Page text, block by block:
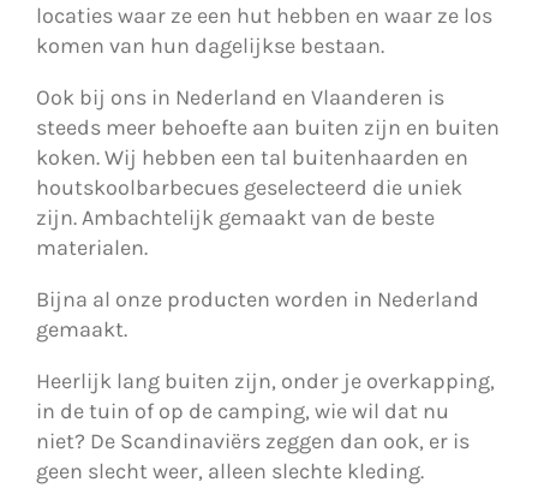
locaties waar ze een hut hebben en waar ze los
komen van hun dagelijkse bestaan.
Ook bij ons in Nederland en Vlaanderen is
steeds meer behoefte aan buiten zijn en buiten
koken. Wij hebben een tal buitenhaarden en
houtskoolbarbecues geselecteerd die uniek
zijn. Ambachtelijk gemaakt van de beste
materialen.
Bijna al onze producten worden in Nederland
gemaakt.
Heerlijk lang buiten zijn, onder je overkapping,
in de tuin of op de camping, wie wil dat nu
niet? De Scandinaviërs zeggen dan ook, er is
geen slecht weer, alleen slechte kleding.